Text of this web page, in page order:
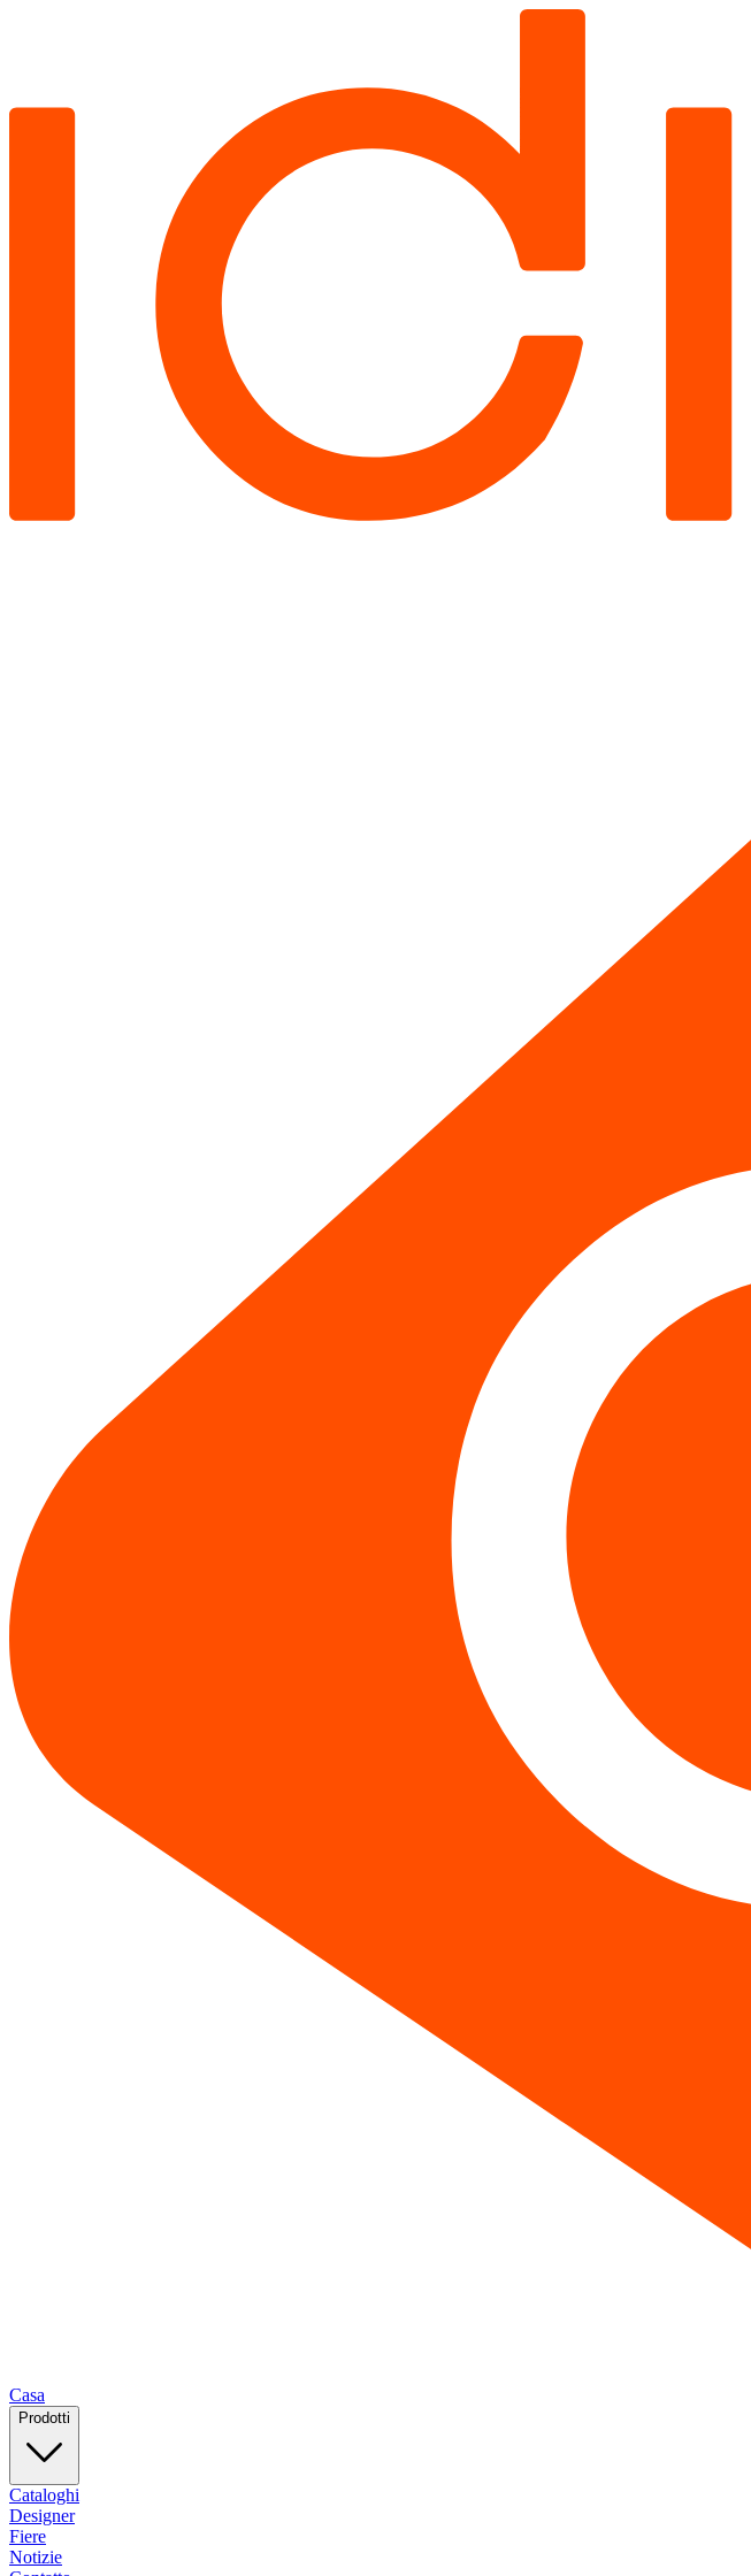
Casa
Prodotti
Cataloghi
Designer
Fiere
Notizie